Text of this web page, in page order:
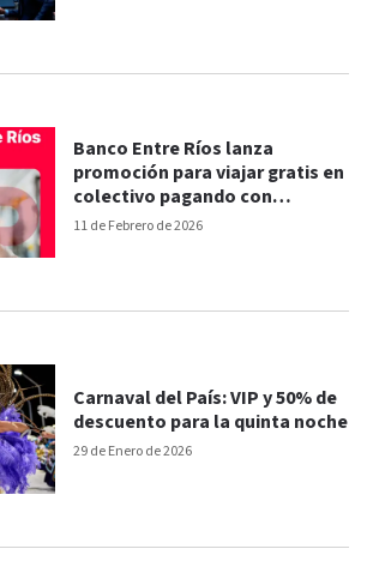
11 de Febrero de 2026
Banco Entre Ríos lanza
promoción para viajar gratis en
colectivo pagando con
aplicación
29 de Enero de 2026
Carnaval del País: VIP y 50% de
descuento para la quinta noche